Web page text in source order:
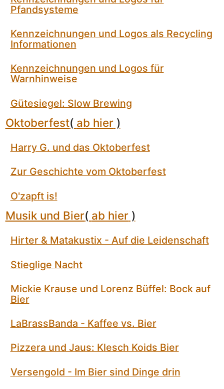
Pfandsysteme
Kennzeichnungen und Logos als Recycling
Informationen
Kennzeichnungen und Logos für
Warnhinweise
Gütesiegel: Slow Brewing
Oktoberfest( ab hier)
Harry G. und das Oktoberfest
Zur Geschichte vom Oktoberfest
O'zapft is!
Musik und Bier( ab hier)
Hirter & Matakustix - Auf die Leidenschaft
Stieglige Nacht
Mickie Krause und Lorenz Büffel: Bock auf
Bier
LaBrassBanda - Kaffee vs. Bier
Pizzera und Jaus: Klesch Koids Bier
Versengold - Im Bier sind Dinge drin